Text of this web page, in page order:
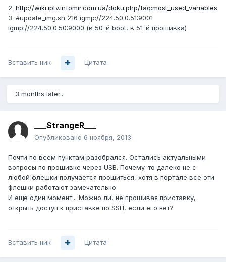
2. http://wiki.iptv.infomir.com.ua/doku.php/faq:most_used_variables
3. #update_img.sh 216 igmp://224.50.0.51:9001
igmp://224.50.0.50:9000 (в 50-й boot, в 51-й прошивка)
Вставить ник Цитата
3 months later...
___StrangeR___
Опубликовано 6 ноября, 2013
Почти по всем пунктам разобрался. Остались актуальными
вопросы по прошивке через USB. Почему-то далеко не с
любой флешки получается прошиться, хотя в портале все эти
флешки работают замечательно.
И еще один момент... Можно ли, не прошивая приставку,
открыть доступ к приставке по SSH, если его нет?
Вставить ник Цитата